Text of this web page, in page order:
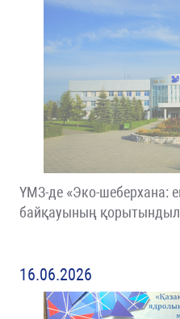
ҮМЗ-де «Эко-шеберхана:
байқауының
16.06.2026